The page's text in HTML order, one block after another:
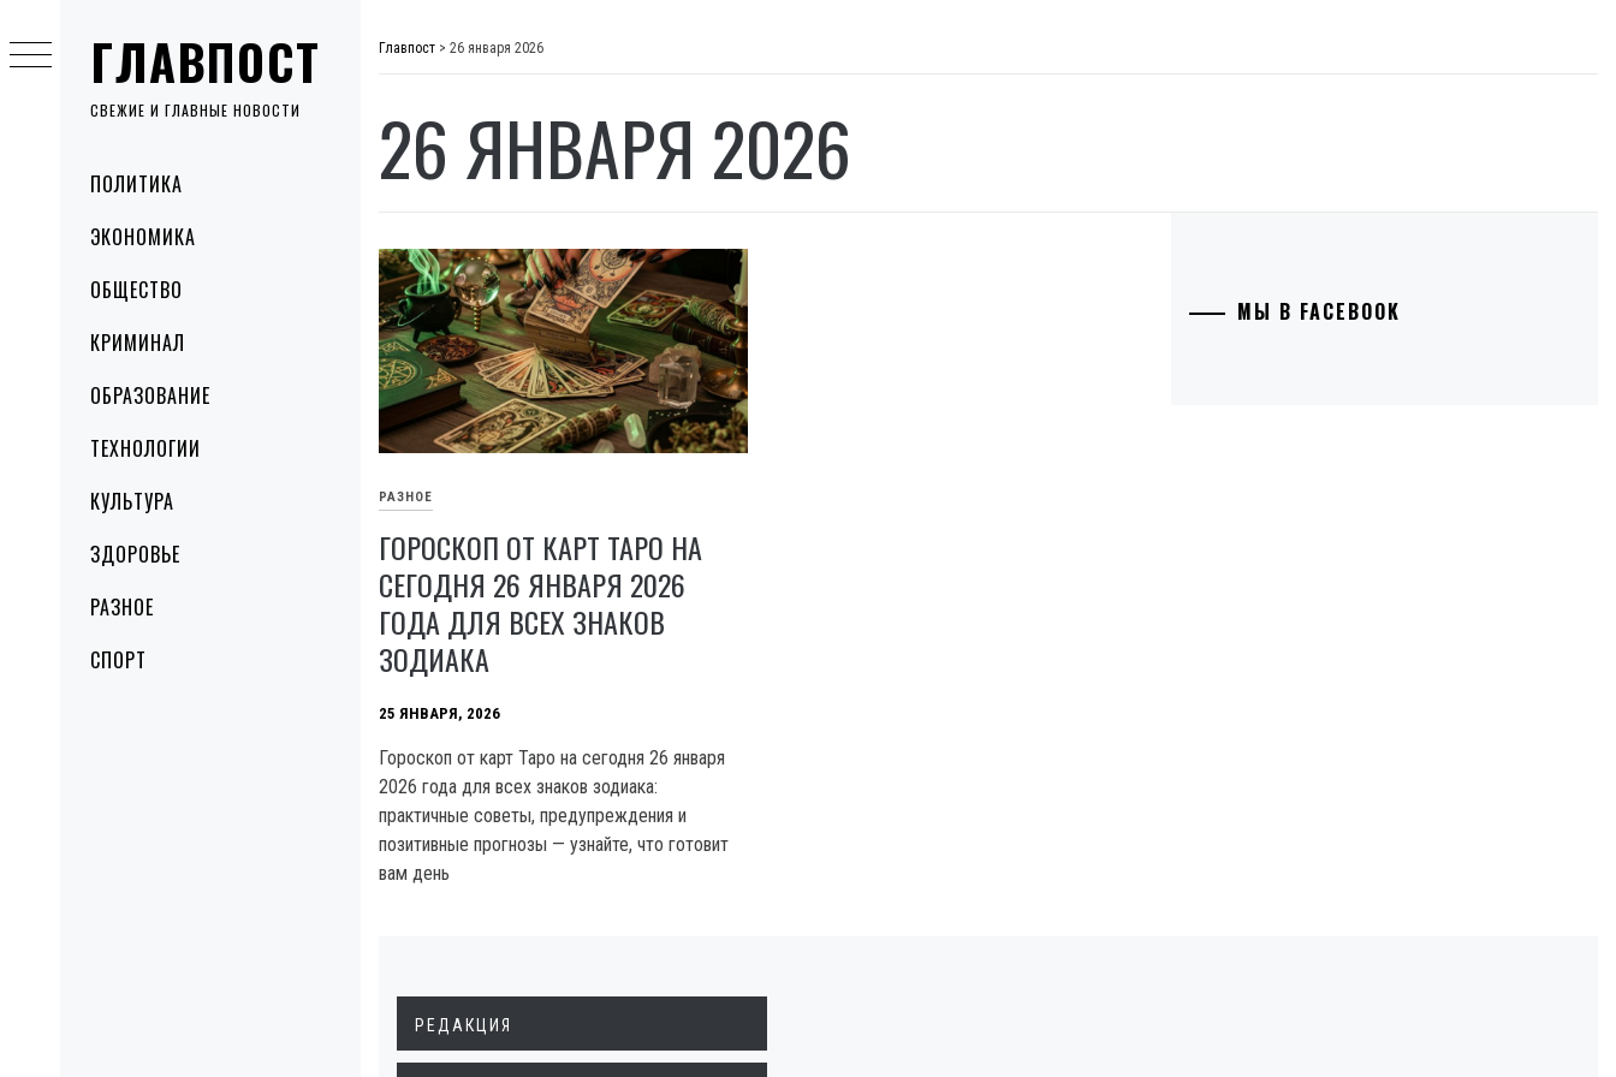
ГЛАВПОСТ
СВЕЖИЕ И ГЛАВНЫЕ НОВОСТИ
MenuПОЛИТИКА
ЭКОНОМИКА
ОБЩЕСТВО
КРИМИНАЛ
ОБРАЗОВАНИЕ
ТЕХНОЛОГИИ
КУЛЬТУРА
ЗДОРОВЬЕ
РАЗНОЕ
СПОРТ
to
content
Главпост > 26 января 2026
26 ЯНВАРЯ 2026
РАЗНОЕ
ГОРОСКОП ОТ КАРТ ТАРО НА
СЕГОДНЯ 26 ЯНВАРЯ 2026
ГОДА ДЛЯ ВСЕХ ЗНАКОВ
ЗОДИАКА
25 ЯНВАРЯ, 2026
Гороскоп от карт Таро на сегодня 26 января
2026 года для всех знаков зодиака:
практичные советы, предупреждения и
позитивные прогнозы — узнайте, что готовит
вам день
МЫ В FACEBOOK
РЕДАКЦИЯ